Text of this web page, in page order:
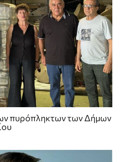
πυρόπληκτων των Δήμων